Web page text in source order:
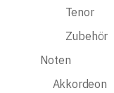
Tenor
Zubehör
Noten
Akkordeon